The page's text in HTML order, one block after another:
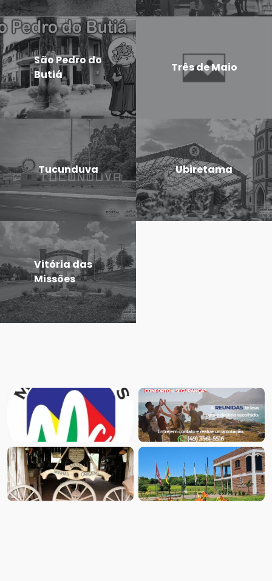
São Pedro do
Butiá
Três de Maio
Tucunduva Ubiretama
Vitória das
Missões